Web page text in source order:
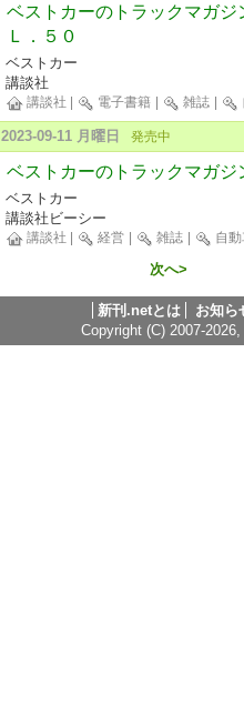
ベストカーのトラックマガ
Ｌ．５０
ベストカー
講談社
講談社 電子書籍 雑誌
2023-09-11 月曜日 発売中
ベストカーのトラックマガ
ベストカー
講談社ビーシー
講談社 経営 雑誌 自
次へ>
新刊.netとは
お知ら
Copyright (C) 2007-2026,